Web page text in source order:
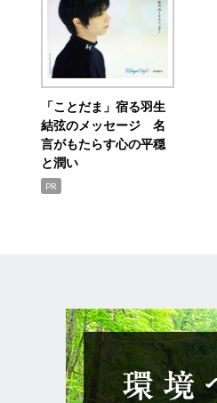
「ことだま」宿る羽生
結弦のメッセージ 名
言がもたらす心の平穏
と潤い
PR